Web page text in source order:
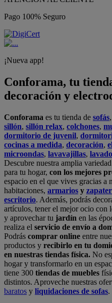
Pago 100% Seguro
¡Nueva app!
Conforama, tu
decoración y
Conforama es tu tienda de sofás,
sillón, sillón relax, colchones,
dormitorio de juvenil,
cocinas a medida, decoración,
microondas, lavavajillas,
Descubre nuestra amplia
para tu hogar, con los mejores
espacio en el que vives gracias a
habitaciones, armarios y
escritorio. Además, podrás
artículos, tener el mejor ocio con
y aprovechar tu jardín en las
realiza el servicio de envío a
Podrás comprar online entre
productos y recibirlo en tu
en nuestras tiendas física. No
hogar y transformarlo en un
tiene 300 tiendas de muebles
distintos. Aproveche nuestras
baratos y liquidaciones de sofas.